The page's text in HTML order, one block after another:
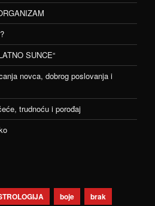
SUNCE“
novca, dobrog poslovanja i
trudnoću i porođaj
boje
brak